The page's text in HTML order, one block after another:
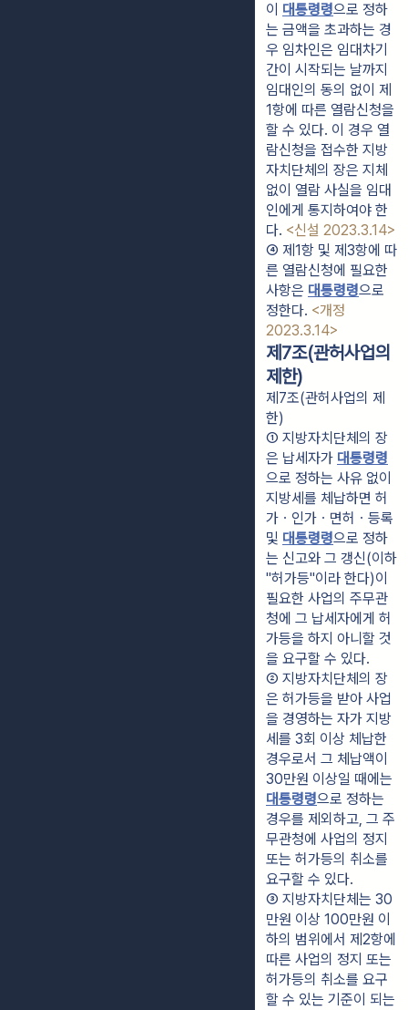
이 대통령령으로 정하
는 금액을 초과하는 경
우 임차인은 임대차기
간이 시작되는 날까지
임대인의 동의 없이 제
1항에 따른 열람신청을
할 수 있다. 이 경우 열
람신청을 접수한 지방
자치단체의 장은 지체
없이 열람 사실을 임대
인에게 통지하여야 한
다. <신설 2023.3.14>
④ 제1항 및 제3항에 따
른 열람신청에 필요한
사항은 대통령령으로
정한다. <개정
2023.3.14>
제7조(관허사업의
제한)
제7조(관허사업의 제
한)
① 지방자치단체의 장
은 납세자가 대통령령
으로 정하는 사유 없이
지방세를 체납하면 허
가ㆍ인가ㆍ면허ㆍ등록
및 대통령령으로 정하
는 신고와 그 갱신(이하
"허가등"이라 한다)이
필요한 사업의 주무관
청에 그 납세자에게 허
가등을 하지 아니할 것
을 요구할 수 있다.
② 지방자치단체의 장
은 허가등을 받아 사업
을 경영하는 자가 지방
세를 3회 이상 체납한
경우로서 그 체납액이
대통령령으로 정하는
경우를 제외하고, 그 주
무관청에 사업의 정지
또는 허가등의 취소를
요구할 수 있다.
③ 지방자치단체는 30
만원 이상 100만원 이
하의 범위에서 제2항에
따른 사업의 정지 또는
허가등의 취소를 요구
할 수 있는 기준이 되는